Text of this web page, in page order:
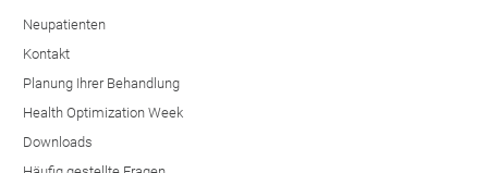
Neupatienten
Kontakt
Planung Ihrer Behandlung
Health Optimization Week
Downloads